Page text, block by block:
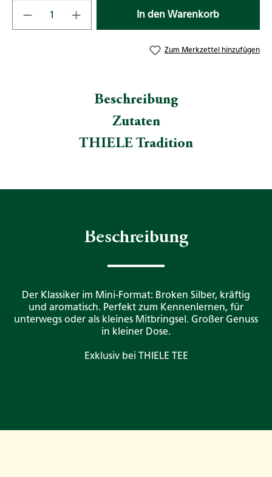
Produkt Anzahl: Gib den gewünschten
In den Warenkorb
Zum Merkzettel hinzufügen
Beschreibung
Zutaten
THIELE Tradition
Beschreibung
Der Klassiker im Mini-Format: Broken Silber, kräftig
und aromatisch. Perfekt zum Kennenlernen, für
unterwegs oder als kleines Mitbringsel. Großer Genuss
in kleiner Dose.
Exklusiv bei THIELE TEE